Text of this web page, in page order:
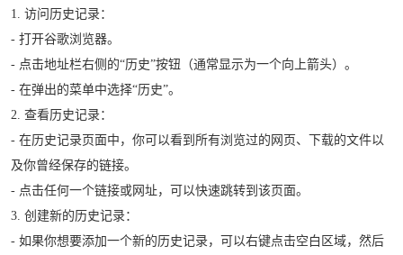
1. 访问历史记录：
- 打开谷歌浏览器。
- 点击地址栏右侧的“历史”按钮（通常显示为一个向上箭头）。
- 在弹出的菜单中选择“历史”。
2. 查看历史记录：
- 在历史记录页面中，你可以看到所有浏览过的网页、下载的文件以
及你曾经保存的链接。
- 点击任何一个链接或网址，可以快速跳转到该页面。
3. 创建新的历史记录：
- 如果你想要添加一个新的历史记录，可以右键点击空白区域，然后